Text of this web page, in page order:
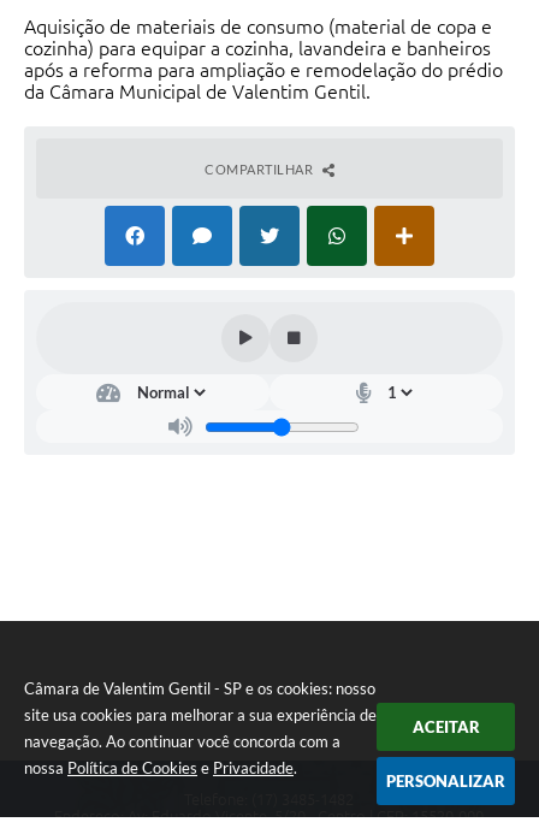
Câmara de Valentim Gentil - SP e os cookies: nosso
site usa cookies para melhorar a sua experiência de
navegação. Ao continuar você concorda com a
nossa Política de Cookies e Privacidade.
ACEITAR
PERSONALIZAR
Aquisição de materiais de consumo (material de copa e
cozinha) para equipar a cozinha, lavandeira e banheiros
após a reforma para ampliação e remodelação do prédio
da Câmara Municipal de Valentim Gentil.
COMPARTILHAR
Endereço: Av: Eduardo Vicente, 5/20 - Centro | CEP: 15520-000